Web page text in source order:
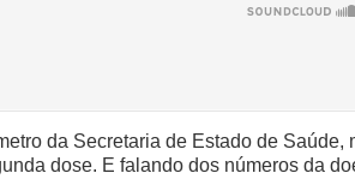
da Secretaria de Estado de
dose. E falando dos números da